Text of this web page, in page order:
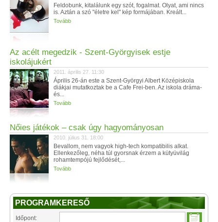
Feldobunk, kitalálunk egy szót, fogalmat. Olyat, ami nincs
is. Aztán a szó "életre kel" kép formájában. Kreált...
Tovább
Az acélt megedzik - Szent-Györgyisek estje
iskolájukért
2011. április 27. 11:30
Április 26-án este a Szent-Györgyi Albert Középiskola
diákjai mutatkoztak be a Cafe Frei-ben. Az iskola dráma-
és...
Tovább
Nőies játékok – csak úgy hagyományosan
2010. július 31. 18:00
Bevallom, nem vagyok high-tech kompatibilis alkat.
Ellenkezőleg, néha túl gyorsnak érzem a kütyüvilág
rohamtempójú fejlődését,...
Tovább
PROGRAMKERESŐ
Időpont: